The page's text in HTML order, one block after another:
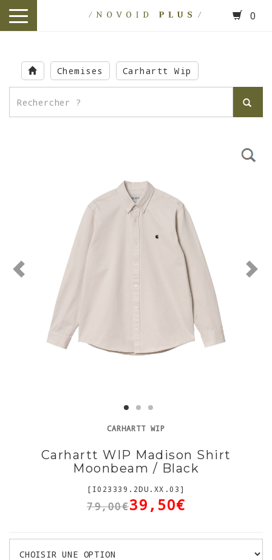
main
content
toggle
0
Chemises Carhartt Wip
CARHARTT WIP
Carhartt WIP Madison Shirt
Moonbeam / Black
[I023339.2DU.XX.03]
79,00€39,50€